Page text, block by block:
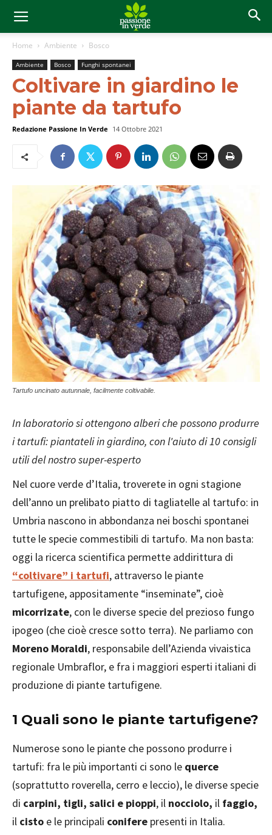
Home Ambiente Bosco
Ambiente Bosco Funghi spontanei
Coltivare in giardino le
piante da tartufo
Redazione Passione In Verde 14 Ottobre 2021
Tartufo uncinato autunnale, facilmente coltivabile.
In laboratorio si ottengono alberi che possono produrre
i tartufi: piantateli in giardino, con l'aiuto di 10 consigli
utili del nostro super-esperto
Nel cuore verde d’Italia, troverete in ogni stagione
dell’anno un prelibato piatto di tagliatelle al tartufo: in
Umbria nascono in abbondanza nei boschi spontanei
tutte le specie commestibili di tartufo. Ma non basta:
oggi la ricerca scientifica permette addirittura di
“coltivare” i tartufi, attraverso le piante
tartufigene, appositamente “inseminate”, cioè
micorrizate, con le diverse specie del prezioso fungo
ipogeo (che cioè cresce sotto terra). Ne parliamo con
Moreno Moraldi, responsabile dell’Azienda vivaistica
regionale Umbraflor, e fra i maggiori esperti italiani di
produzione di piante tartufigene.
1 Quali sono le piante tartufigene?
Numerose sono le piante che possono produrre i
tartufi: fra le più importanti ci sono le querce
(soprattutto roverella, cerro e leccio), le diverse specie
di carpini, tigli, salici e pioppi, il nocciolo, il faggio,
il cisto e le principali conifere presenti in Italia.